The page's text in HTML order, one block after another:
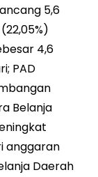
5,6
4,6
PAD
Belanja
anggaran
Daerah